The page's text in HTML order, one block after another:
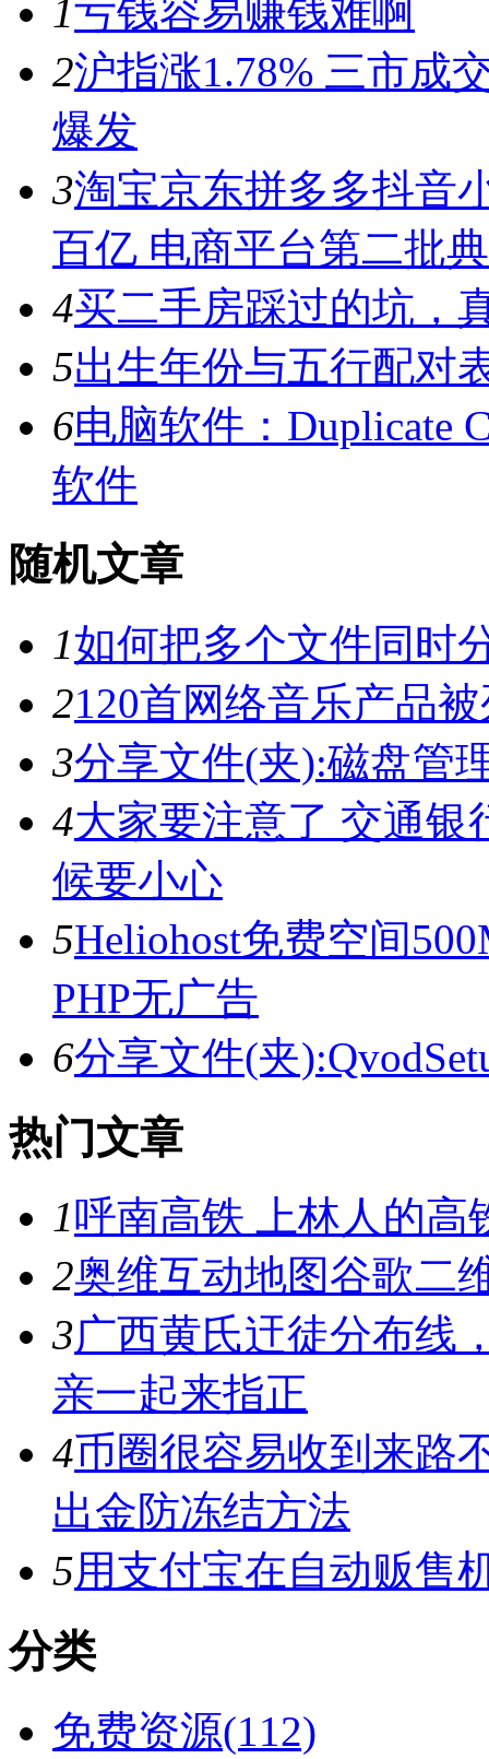
1亏钱容易赚钱难啊
2沪指涨1.78% 三市成
爆发
3淘宝京东拼多多抖音
百亿 电商平台第二批
4买二手房踩过的坑，
5出生年份与五行配对
6电脑软件：Duplicate
软件
随机文章
1如何把多个文件同时
2120首网络音乐产品
3分享文件(夹):磁盘管
4大家要注意了 交通银
候要小心
5Heliohost免费空间
PHP无广告
6分享文件(夹
热门文章
1呼南高铁 上林人的高
2奥维互动地图谷歌二
3广西黄氏迀徒分布线
亲一起来指正
4币圈很容易收到来路
出金防冻结方法
5用支付宝在自动贩售
分类
免费资源(112)